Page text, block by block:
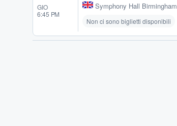
GIO
6:45 PM
Symphony Hall Birmingham
Non ci sono biglietti disponibili